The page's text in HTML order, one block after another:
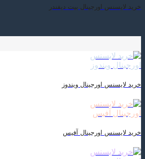
خرید لایسنس اورجینال بیت دیفندر
خرید لایسنس اورجینال ویندوز
خرید لایسنس اورجینال آفیس